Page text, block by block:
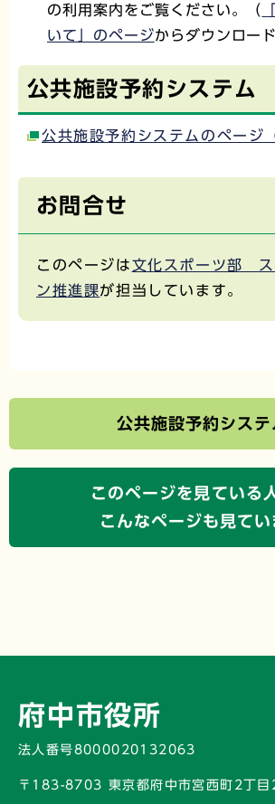
の利用案内をご覧ください。（
いて」のページからダウンロー
公共施設予約システム
公共施設予約システムのページ
お問合せ
このページは文化スポーツ部 ス
ン推進課が担当しています。
公共施設予約システ
このページを見ている
こんなページも見てい
府中市役所
法人番号8000020132063
〒183-8703 東京都府中市宮西町2丁目